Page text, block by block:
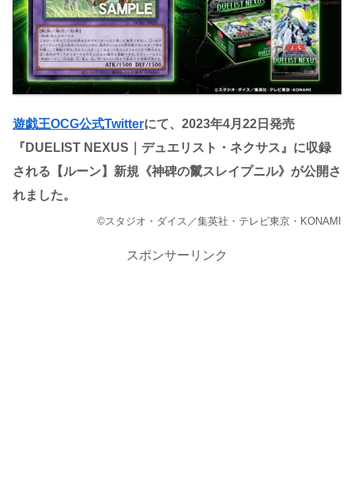
遊戯王OCG公式Twitterにて、2023年4月22日発売
『DUELIST NEXUS｜デュエリスト・ネクサス』に収録
される【ルーン】新規《神碑の鬣スレイプニル》が公開さ
れました。
©スタジオ・ダイス／集英社・テレビ東京・KONAMI
スポンサーリンク